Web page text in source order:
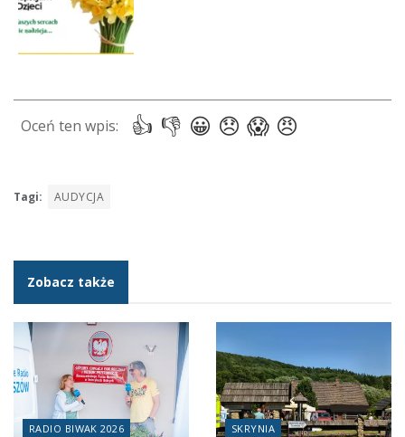
Tagi: AUDYCJA
Zobacz także
RADIO BIWAK 2026 SKRYNIA